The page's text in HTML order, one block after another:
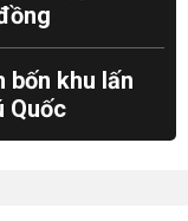
bốn khu lấn
Quốc